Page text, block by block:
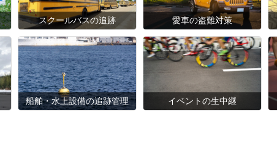
スクールバスの追跡 愛車の盗難対策
船舶・水上設備の追跡管理 イベントの生中継